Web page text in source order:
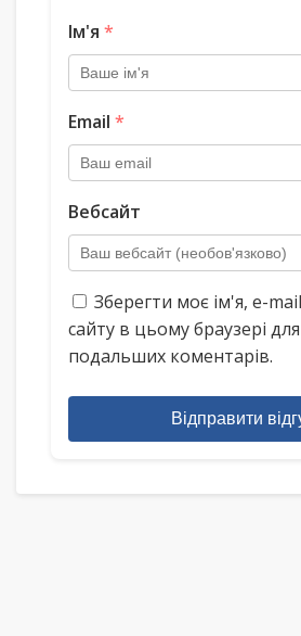
Ім'я *
Email *
Вебсайт
Зберегти моє ім'я, e-
сайту в цьому браузері
подальших коментарів.
Відправити